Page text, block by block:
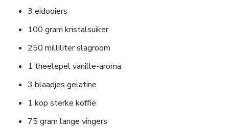
3 eidooiers
100 gram kristalsuiker
250 milliliter slagroom
1 theelepel vanille-aroma
3 blaadjes gelatine
1 kop sterke koffie
75 gram lange vingers